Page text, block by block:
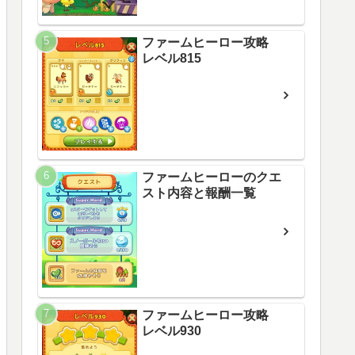
ファームヒーロー攻略
レベル815
ファームヒーローのクエ
スト内容と報酬一覧
ファームヒーロー攻略
レベル930